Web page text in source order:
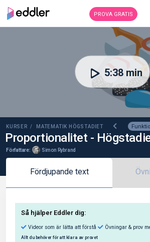
PROVA GRATIS
KURSER / MATEMATIK HÖGSTADIET
Proportionalitet -
Författare: Simon Rybrand
5:38 min
Fördjupande text